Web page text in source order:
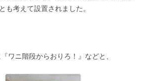
も考えて設置されました。
ワニ階段からおりろ！』などと、